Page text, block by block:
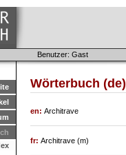
Benutzer: Gast
Wörterbuch (de)
en: Architrave
fr: Architrave (m)